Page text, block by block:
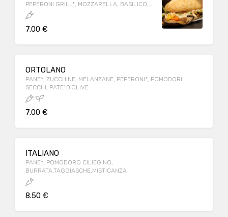
PEPERONI GRILL*, MOZZARELLA, BASILICO,
SALSA ROSA
7.00 €
ORTOLANO
PANE*, ZUCCHINE, MELANZANE, PEPERONI*, POMODORI
SECCHI, PATE' D'OLIVE
7.00 €
ITALIANO
PANE*, POMODORO CILIEGINO,
BURRATA,TAGGIASCHE,MISTICANZA
8.50 €